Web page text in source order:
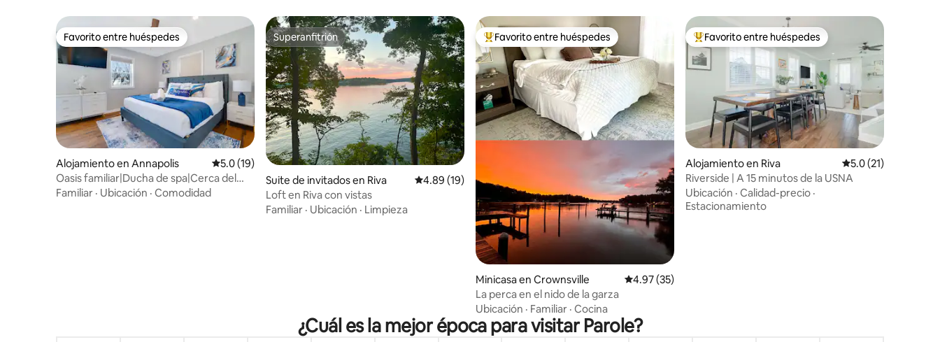
Favorito entre huéspedes
Favorito entre huéspedes
Alojamiento en Annapolis Calificación promedio: 5.0 de 5, 19 reseñas
5.0 (19)
Oasis familiar|Ducha de spa|Cerca del
estadio USNA y DTA
Familiar · Ubicación · Comodidad
Superanfitrión
Superanfitrión
Suite de invitados en Riva Calificación promedio: 4.89 de 5, 19 reseñas
4.89 (19)
Loft en Riva con vistas
Familiar · Ubicación · Limpieza
Favorito entre huéspedes preferido
Favorito entre huéspedes
Minicasa en Crownsville Calificación promedio: 4.97 de 5, 35 reseñas
4.97 (35)
La perca en el nido de la garza
Ubicación · Familiar · Cocina
Favorito entre huéspedes preferido
Favorito entre huéspedes
Alojamiento en Riva Calificación
5.0 (21)
Riverside | A 15 minutos de la USNA
Ubicación · Calidad-precio ·
Estacionamiento
¿Cuál es la mejor época para visitar Parole?